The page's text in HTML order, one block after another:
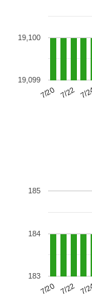
7/20 7/22 7/
19,099
19,100
7/20 7/22 7/
183
184
185